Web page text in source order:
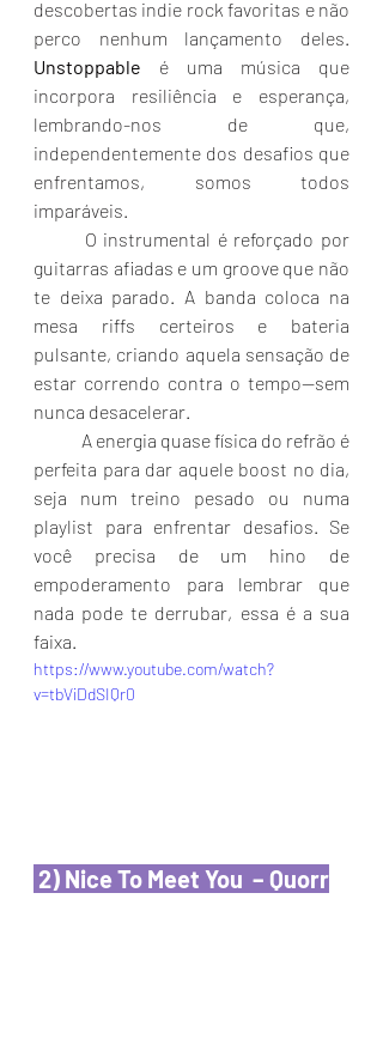
descobertas indie rock favoritas e não
Unstoppable é uma música que
incorpora resiliência e esperança,
lembrando-nos de que,
independentemente dos desafios que
enfrentamos, somos todos
imparáveis.
	O instrumental é
reforçado por
guitarras afiadas e um groove que não
te deixa parado. A banda coloca na
mesa riffs certeiros e bateria
pulsante, criando aquela sensação de
estar correndo contra o tempo—sem
nunca desacelerar.
perfeita para dar aquele boost no dia,
seja num treino pesado ou numa
playlist para enfrentar desafios. Se
você precisa de um hino de
empoderamento para lembrar que
nada pode te derrubar, essa é a sua
faixa.
https://www.youtube.com/watch?
v=tbViDdSIQr0
2) Nice To Meet You  – Quorr